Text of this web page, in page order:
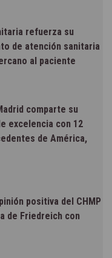
refuerza su
de atención sanitaria
al paciente
comparte su
excelencia con 12
de América,
positiva del CHMP
de Friedreich con